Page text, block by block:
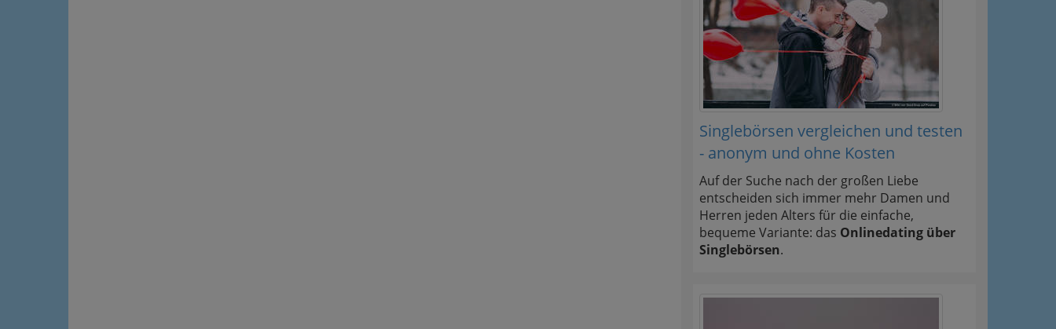
Singlebörsen vergleichen und testen
- anonym und ohne Kosten
Auf der Suche nach der großen Liebe
entscheiden sich immer mehr Damen und
Herren jeden Alters für die einfache,
bequeme Variante: das Onlinedating über
Singlebörsen.